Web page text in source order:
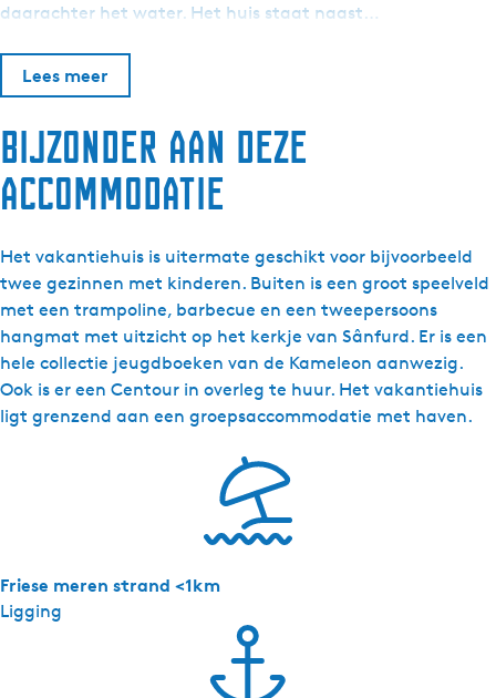
daarachter het water. Het huis staat naast…
Lees meer
Bijzonder aan deze
accommodatie
Het vakantiehuis is uitermate geschikt voor bijvoorbeeld
twee gezinnen met kinderen. Buiten is een groot speelveld
met een trampoline, barbecue en een tweepersoons
hangmat met uitzicht op het kerkje van Sânfurd. Er is een
hele collectie jeugdboeken van de Kameleon aanwezig.
Ook is er een Centour in overleg te huur. Het vakantiehuis
ligt grenzend aan een groepsaccommodatie met haven.
Ligging
Friese meren strand <1km
e
n
D
r
u
v
e
b
e